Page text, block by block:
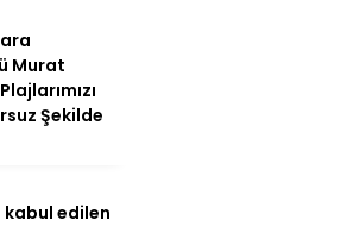
Murat
Şekilde
kabul edilen